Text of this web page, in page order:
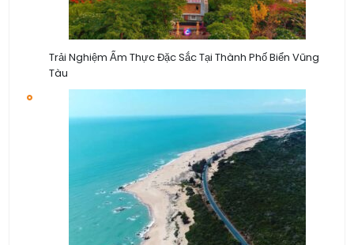
Trải Nghiệm Ẩm Thực Đặc Sắc Tại Thành Phố Biển Vũng
Tàu